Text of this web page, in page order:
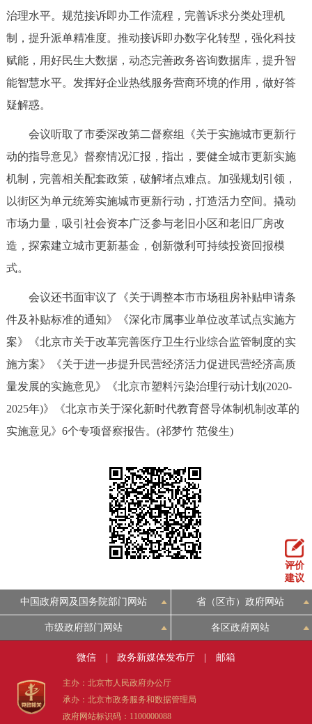
治理水平。规范接诉即办工作流程，完善诉求分类处理机
制，提升派单精准度。推动接诉即办数字化转型，强化科技
赋能，用好民生大数据，动态完善政务咨询数据库，提升智
能智慧水平。发挥好企业热线服务营商环境的作用，做好答
疑解惑。
会议听取了市委深改第二督察组《关于实施城市更新行
动的指导意见》督察情况汇报，指出，要健全城市更新实施
机制，完善相关配套政策，破解堵点难点。加强规划引领，
以街区为单元统筹实施城市更新行动，打造活力空间。撬动
市场力量，吸引社会资本广泛参与老旧小区和老旧厂房改
造，探索建立城市更新基金，创新微利可持续投资回报模
式。
会议还书面审议了《关于调整本市市场租房补贴申请条
件及补贴标准的通知》《深化市属事业单位改革试点实施方
案》《北京市关于改革完善医疗卫生行业综合监管制度的实
施方案》《关于进一步提升民营经济活力促进民营经济高质
量发展的实施意见》《北京市塑料污染治理行动计划(2020-
2025年)》《北京市关于深化新时代教育督导体制机制改革的
实施意见》6个专项督察报告。(祁梦竹 范俊生)
评价
建议
中国政府网及国务院部门网站 省（区市）政府网站
市级政府部门网站 各区政府网站
微信 政务新媒体发布厅 邮箱
主办：北京市人民政府办公厅
承办：北京市政务服务和数据管理局
政府网站标识码：1100000088